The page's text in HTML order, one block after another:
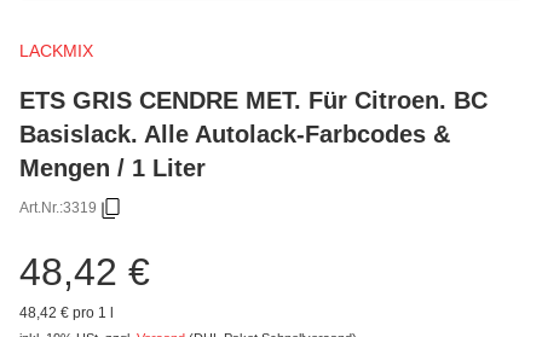
LACKMIX
ETS GRIS CENDRE MET. Für Citroen. BC
Basislack. Alle Autolack-Farbcodes &
Mengen / 1 Liter
Art.Nr.:3319
48,42 €
48,42 € pro 1 l